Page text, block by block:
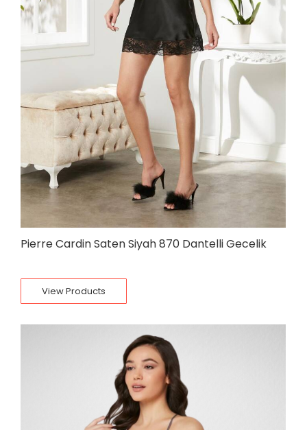
Pierre Cardin Saten Siyah 870 Dantelli Gecelik
View Products